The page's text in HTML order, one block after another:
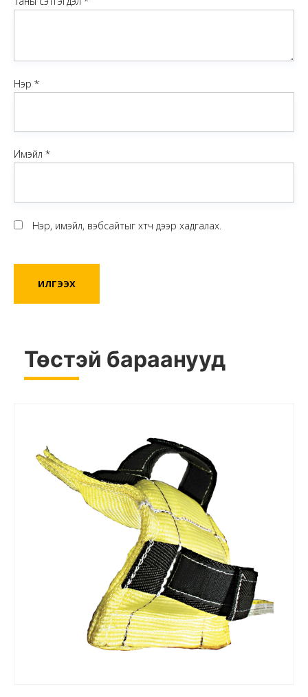
Нэр *
Имэйл *
Нэр, имэйл, вэбсайтыг хөтөч дээр хадгалах.
Төстэй бараанууд